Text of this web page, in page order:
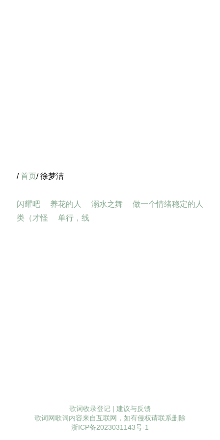
/首页/ 徐梦洁
闪耀吧 养花的人 溺水之舞
做一个情绪稳定的人
类（才怪
单行，线
歌词收录登记 | 建议与反馈
歌词网歌词内容来自互联网，如有侵权请联系删除
浙ICP备2023031143号-1